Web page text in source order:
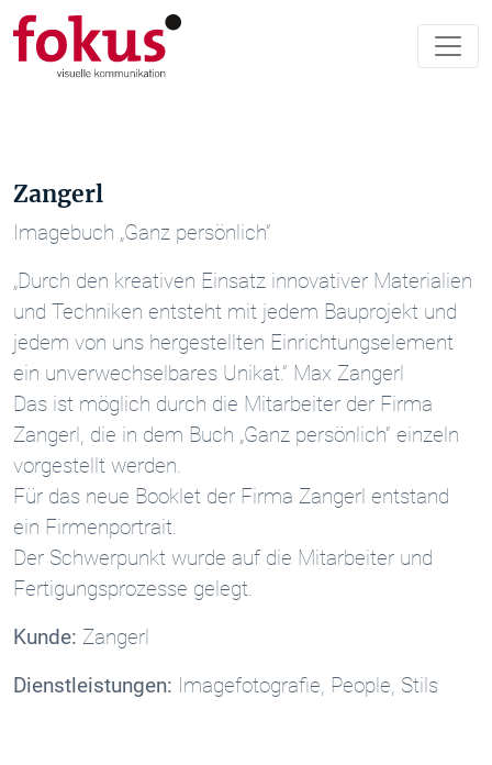
Zangerl
Imagebuch „Ganz persönlich“
„Durch den kreativen Einsatz innovativer Materialien
und Techniken entsteht mit jedem Bauprojekt und
jedem von uns hergestellten Einrichtungselement
ein unverwechselbares Unikat.“ Max Zangerl
Das ist möglich durch die Mitarbeiter der Firma
Zangerl, die in dem Buch „Ganz persönlich“ einzeln
vorgestellt werden.
Für das neue Booklet der Firma Zangerl entstand
ein Firmenportrait.
Der Schwerpunkt wurde auf die Mitarbeiter und
Fertigungsprozesse gelegt.
Kunde: Zangerl
Dienstleistungen: Imagefotografie, People, Stils